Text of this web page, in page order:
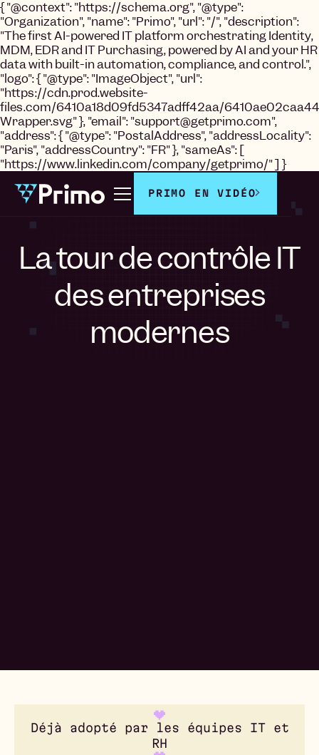
{ "@context": "https://schema.org", "@type":
"Organization", "name": "Primo", "url": "/", "description":
"The first AI-powered IT platform orchestrating Identity,
MDM, EDR and IT Purchasing, powered by AI and your HR
data with built-in automation, compliance, and control.",
"logo": { "@type": "ImageObject", "url":
"https://cdn.prod.website-
files.com/6410a18d09fd5347adff42aa/
Wrapper.svg" }, "email": "support@getprimo.com",
"address": { "@type": "PostalAddress", "addressLocality":
"Paris", "addressCountry": "FR" }, "sameAs": [
"https://www.linkedin.com/company/getprimo/" ] }
PRIMO EN VIDÉO
La tour de contrôle IT
des entreprises
modernes
Déjà adopté par les équipes IT et
RH